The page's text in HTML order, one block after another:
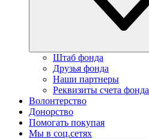
Штаб фонда
Друзья фонда
Наши партнеры
Реквизиты счета фонда
Волонтерство
Донорство
Помогать покупая
Мы в соц.сетях